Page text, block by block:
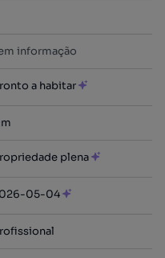
informação
a habitar
plena
05-04